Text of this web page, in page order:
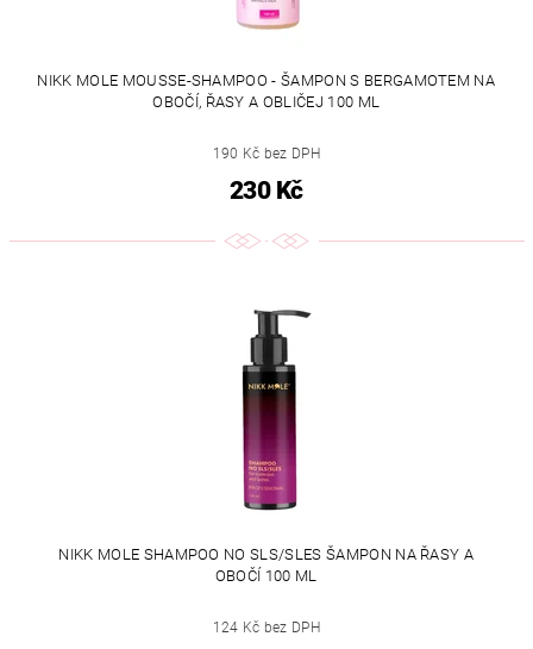
NIKK MOLE MOUSSE-SHAMPOO - ŠAMPON S BERGAMOTEM NA
OBOČÍ, ŘASY A OBLIČEJ 100 ML
190 Kč bez DPH
230 Kč
NIKK MOLE SHAMPOO NO SLS/SLES ŠAMPON NA ŘASY A
OBOČÍ 100 ML
124 Kč bez DPH